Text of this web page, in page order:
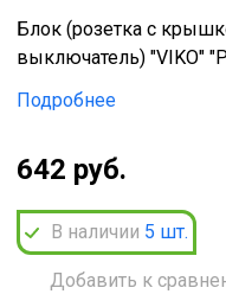
Блок (розетка с
выключатель) "VIKO"
Подробнее
642 руб.
В наличии 5 шт.
Добавить к